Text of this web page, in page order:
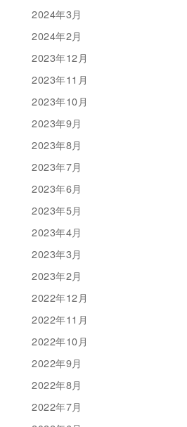
2024年3月
2024年2月
2023年12月
2023年11月
2023年10月
2023年9月
2023年8月
2023年7月
2023年6月
2023年5月
2023年4月
2023年3月
2023年2月
2022年12月
2022年11月
2022年10月
2022年9月
2022年8月
2022年7月